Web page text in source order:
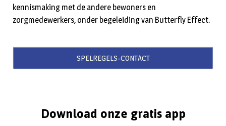
kennismaking met de andere bewoners en
zorgmedewerkers, onder begeleiding van Butterfly Effect.
SPELREGELS-CONTACT
Download onze gratis app